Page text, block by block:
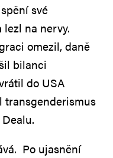
své
lezl na nervy.
omezil, daně
bilanci
do USA
transgenderismus
Po ujasnění